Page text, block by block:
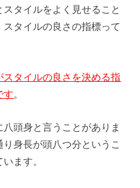
スタイルをよく見せること
タイルの良さの指標って
スタイルの良さを決める指
す。
頭身と言うことがありま
身長が頭八つ分というこ
ます。